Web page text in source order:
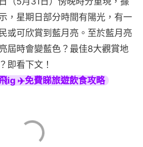
，星期日部分時間有陽光，有一
或可欣賞到藍月亮。至於藍月亮
屆時會變藍色？最佳8大觀賞地
即看下文！
ig ✈️免費睇旅遊飲食攻略